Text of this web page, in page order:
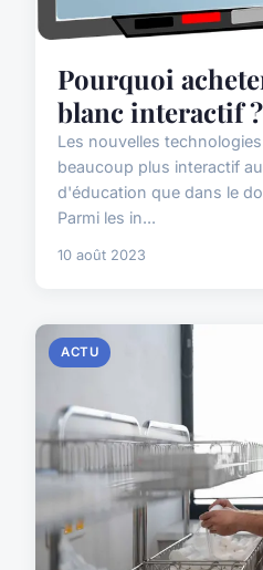
Pourquoi
blanc interactif ?
Les nouvelles
beaucoup plus interactif
d'éducation que dans le
Parmi les in...
10 août 2023
ACTU